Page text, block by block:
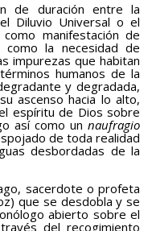
de duración entre la
Diluvio Universal o el
manifestación de
la necesidad de
impurezas que habitan
humanos de la
y degradada,
ascenso hacia lo alto,
espíritu de Dios sobre
así como un naufragio
de toda realidad
desbordadas de la
sacerdote o profeta
que se desdobla y se
abierto sobre el
del recogimiento